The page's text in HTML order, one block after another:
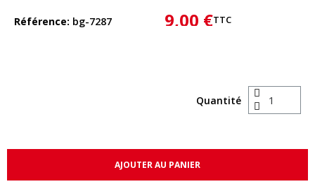
Référence bg-7287 9,00 €TTC
Quantité
AJOUTER AU PANIER